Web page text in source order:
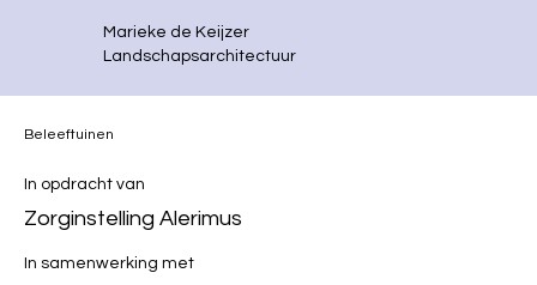
Landschapsarchitectuur
Marieke de Keijzer
Beleeftuinen
In opdracht van
Zorginstelling Alerimus
In samenwerking met